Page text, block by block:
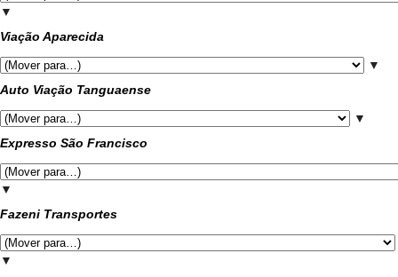
▼
Viação Aparecida
▼
Auto Viação Tanguaense
▼
Expresso São Francisco
▼
Fazeni Transportes
▼